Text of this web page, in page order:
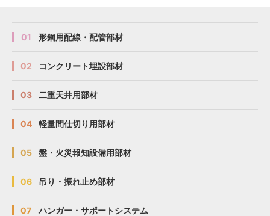
01 形鋼用配線・配管部材
02 コンクリート埋設部材
03 二重天井用部材
04 軽量間仕切り用部材
05 盤・火災報知設備用部材
06 吊り・振れ止め部材
07 ハンガー・サポートシステム